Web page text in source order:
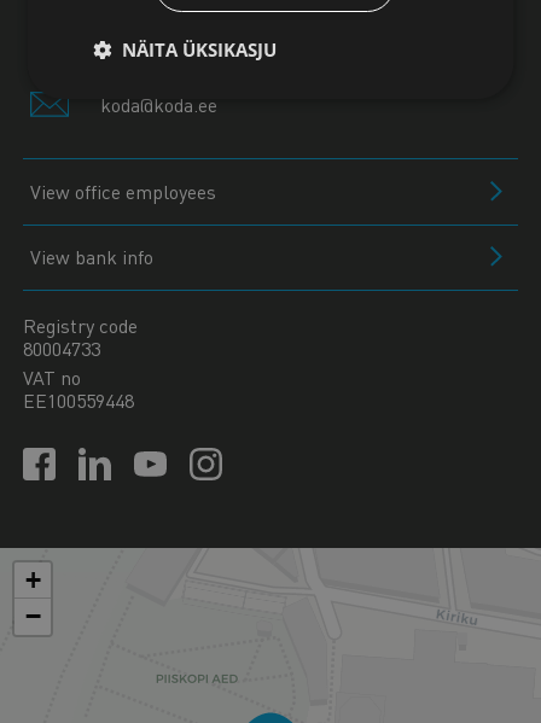
+372 604 0060
koda@koda.ee
View office employees
View bank info
Registry code
80004733
VAT no
EE100559448
+
−
NÄITA ÜKSIKASJU